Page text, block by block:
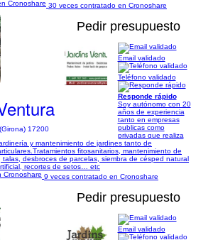
30 veces contratado en Cronoshare
Pedir presupuesto
17200
Email validado
Teléfono validado
Responde rápido
Soy autónomo con 20
años de experiencia
tanto en empresas
publicas como
privadas que realiza
y mantenimiento de jardines tanto de
fitosanitarios, mantenimiento de
desbroces de parcelas, siembra de césped natural
recortes de setos… etc
9 veces contratado en Cronoshare
Pedir presupuesto
Email validado